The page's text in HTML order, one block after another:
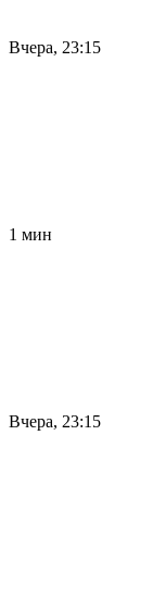
Вчера, 23:15
1 мин
Вчера, 23:15